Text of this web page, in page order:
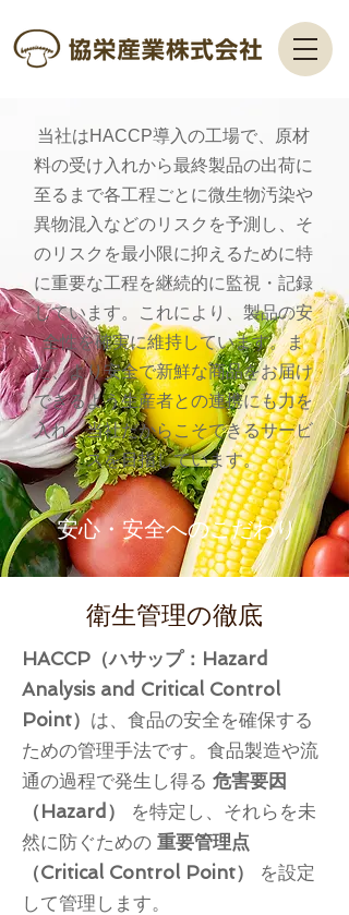
当社はHACCP導入の工場で、原材
料の受け入れから最終製品の出荷に
至るまで各工程ごとに微生物汚染や
異物混入などのリスクを予測し、そ
のリスクを最小限に抑えるために特
に重要な工程を継続的に監視・記録
しています。これにより、製品の安
全性を確実に維持しています。ま
た、より安全で新鮮な商品をお届け
できるよう生産者との連携にも力を
入れ、当社だからこそできるサービ
スを目指しています。
安心・安全へのこだわり
衛生管理の徹底
HACCP（ハサップ：Hazard
Analysis and Critical Control
Point） は、食品の安全を確保する
ための管理手法です。食品製造や流
通の過程で発生し得る 危害要因
（Hazard）
を特定し、それらを未
然に防ぐための 重要管理点
（Critical Control Point）
を設定
して管理します。